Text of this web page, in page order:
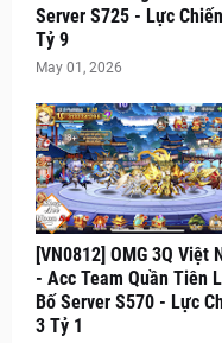
Server S725 - Lực
Tỷ 9
May 01, 2026
[VN0812] OMG 3Q Việt
- Acc Team Quần Tiên
Bố Server S570 - Lực
3 Tỷ 1